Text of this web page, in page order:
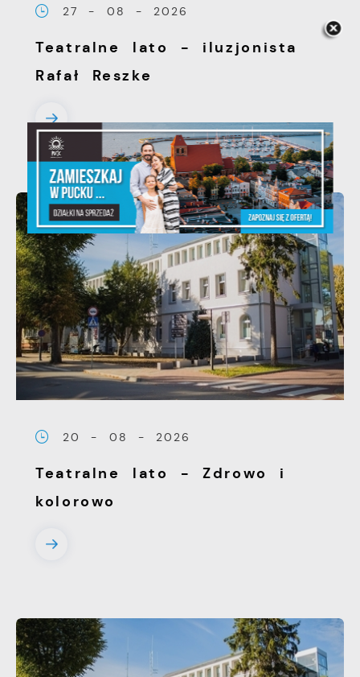
27 - 08 - 2026
Teatralne lato - iluzjonista
Rafał Reszke
20 - 08 - 2026
Teatralne lato - Zdrowo i
kolorowo